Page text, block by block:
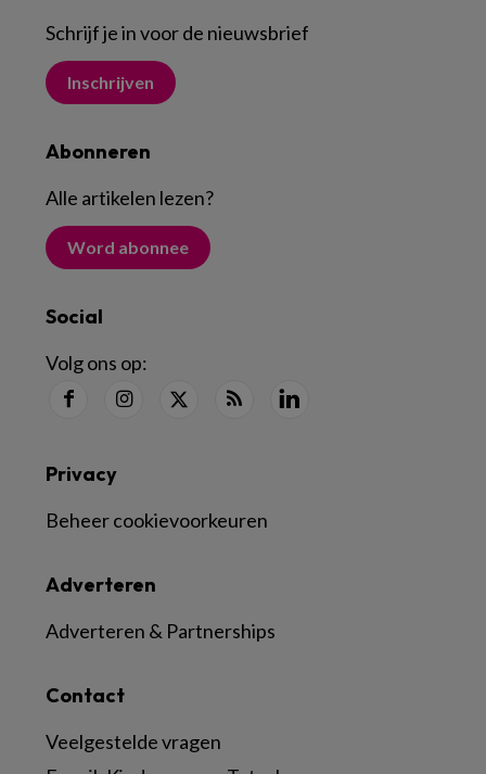
Schrijf je in voor de nieuwsbrief
Inschrijven
Abonneren
Alle artikelen lezen?
Word abonnee
Social
Volg ons op:
Contact
Veelgestelde vragen
Adverteren
Adverteren & Partnerships
Privacy
Beheer cookievoorkeuren